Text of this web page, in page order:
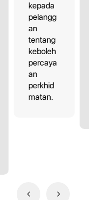
kepada
pelangg
an
tentang
keboleh
percaya
an
perkhid
matan.
4 5